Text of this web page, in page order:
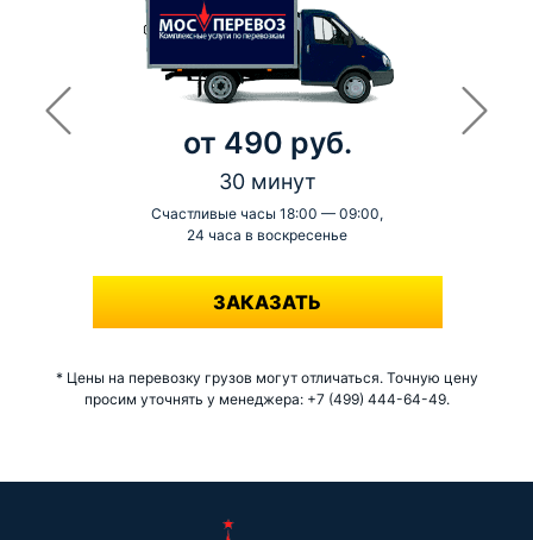
от 490 руб.
30 минут
Счастливые часы 18:00 — 09:00,
24 часа в воскресенье
-
ЗАКАЗАТЬ
* Цены на перевозку грузов могут отличаться. Точную цену
просим уточнять у менеджера: +7 (499) 444-64-49.